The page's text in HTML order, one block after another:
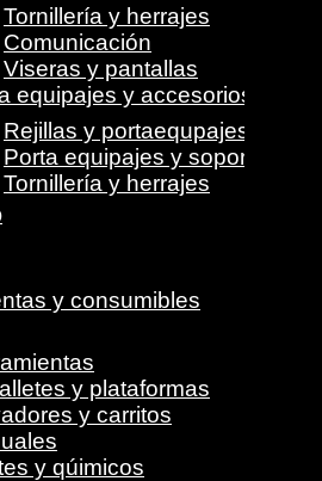
Tornillería y herrajes
Comunicación
Viseras y pantallas
equipajes y accesorios
Rejillas y portaequpajes
Porta equipajes y soportes
Tornillería y herrajes
y consumibles
y plataformas
y carritos
y qúimicos